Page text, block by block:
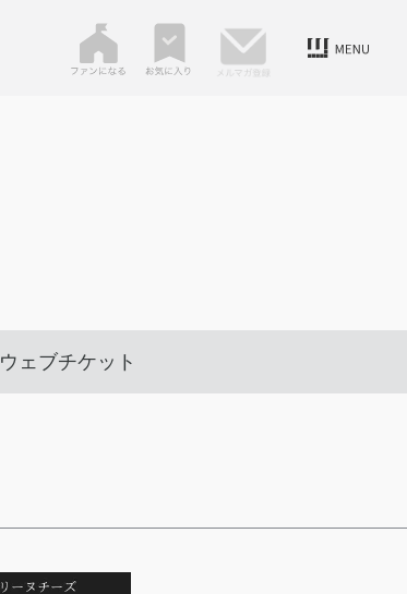
ウェブチケット